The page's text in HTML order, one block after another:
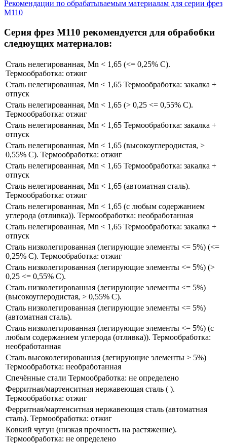
Рекомендации по обрабатываемым материалам для серии фрез
M110
Cерия фрез M110 рекомендуется для обрабобки
следюущих материалов:
Сталь нелегированная, Mn < 1,65 (​<= 0,25% C​).
Термообработка: отжиг
Сталь нелегированная, Mn < 1,65 Термообработка: закалка +
отпуск
Сталь нелегированная, Mn < 1,65 (​> 0,25 <= 0,55% C).
Термообработка: отжиг
Сталь нелегированная, Mn < 1,65 Термообработка: закалка +
отпуск
Сталь нелегированная, Mn < 1,65 (высокоуглеродистая, >
0,55% C​). Термообработка: отжиг
Сталь нелегированная, Mn < 1,65 Термообработка: закалка +
отпуск
Сталь нелегированная, Mn < 1,65 (автоматная сталь).
Термообработка: отжиг
Сталь нелегированная, Mn < 1,65 (с любым содержанием
углерода (отливка)​). Термообработка: необработанная
Сталь нелегированная, Mn < 1,65 Термообработка: закалка +
отпуск
Сталь низколегированная (легирующие элементы <= 5%) (​<=
0,25% C​). Термообработка: отжиг​
Сталь низколегированная (легирующие элементы <= 5%) (​>
0,25 <= 0,55% C).
Сталь низколегированная (легирующие элементы <= 5%)
(высокоуглеродистая, > 0,55% C).
Сталь низколегированная (легирующие элементы <= 5%)
(автоматная сталь).
Сталь низколегированная (легирующие элементы <= 5%) (​с
любым содержанием углерода (отливка)​). Термообработка:
необработанная
Сталь высоколегированная (легирующие элементы > 5%)
Термообработка: необработанная
Спечённые стали Термообработка: не определено
Ферритная/мартенситная нержавеющая сталь (​ ).
Термообработка: отжиг
Ферритная/мартенситная нержавеющая сталь (автоматная
сталь). Термообработка: отжиг
Ковкий чугун​ (низкая прочность на растяжение​).
Термообработка: не определено​